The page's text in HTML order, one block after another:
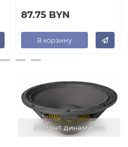
87.75 BYN
В корзину
Ремонт динамиков